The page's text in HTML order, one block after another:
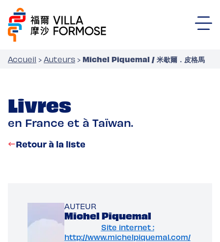
Accueil › Auteurs › Michel Piquemal / 米歇爾．皮格馬
Livres
en France et à Taïwan.
Retour à la liste
AUTEUR
Michel Piquemal
Site internet :
http://www.michelpiquemal.com/